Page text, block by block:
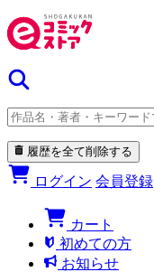
履歴を全て削除する
ログイン 会員登録
カート
初めての方
お知らせ